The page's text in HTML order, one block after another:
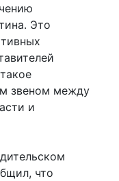
Это
звеном между
и
что